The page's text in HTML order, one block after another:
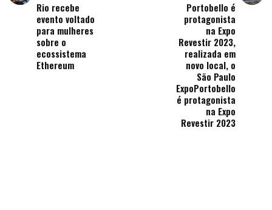
Rio recebe
evento voltado
para mulheres
sobre o
ecossistema
Ethereum
Portobello é
protagonista
na Expo
Revestir 2023,
realizada em
novo local, o
São Paulo
ExpoPortobello
é protagonista
na Expo
Revestir 2023